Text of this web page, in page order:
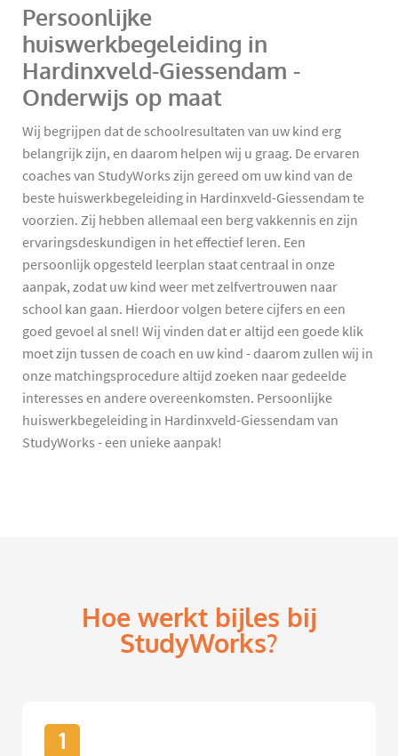
Persoonlijke
huiswerkbegeleiding in
Hardinxveld-Giessendam -
Onderwijs op maat
Wij begrijpen dat de schoolresultaten van uw kind erg
belangrijk zijn, en daarom helpen wij u graag. De ervaren
coaches van StudyWorks zijn gereed om uw kind van de
beste huiswerkbegeleiding in Hardinxveld-Giessendam te
voorzien. Zij hebben allemaal een berg vakkennis en zijn
ervaringsdeskundigen in het effectief leren. Een
persoonlijk opgesteld leerplan staat centraal in onze
aanpak, zodat uw kind weer met zelfvertrouwen naar
school kan gaan. Hierdoor volgen betere cijfers en een
goed gevoel al snel! Wij vinden dat er altijd een goede klik
moet zijn tussen de coach en uw kind - daarom zullen wij in
onze matchingsprocedure altijd zoeken naar gedeelde
interesses en andere overeenkomsten. Persoonlijke
huiswerkbegeleiding in Hardinxveld-Giessendam van
StudyWorks - een unieke aanpak!
Hoe werkt bijles bij
StudyWorks?
1